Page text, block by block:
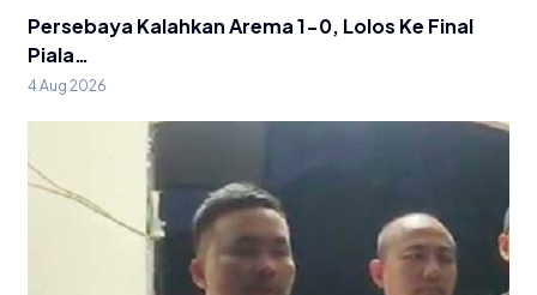
Persebaya Kalahkan Arema 1-0, Lolos Ke Final
Piala…
4 Aug 2026